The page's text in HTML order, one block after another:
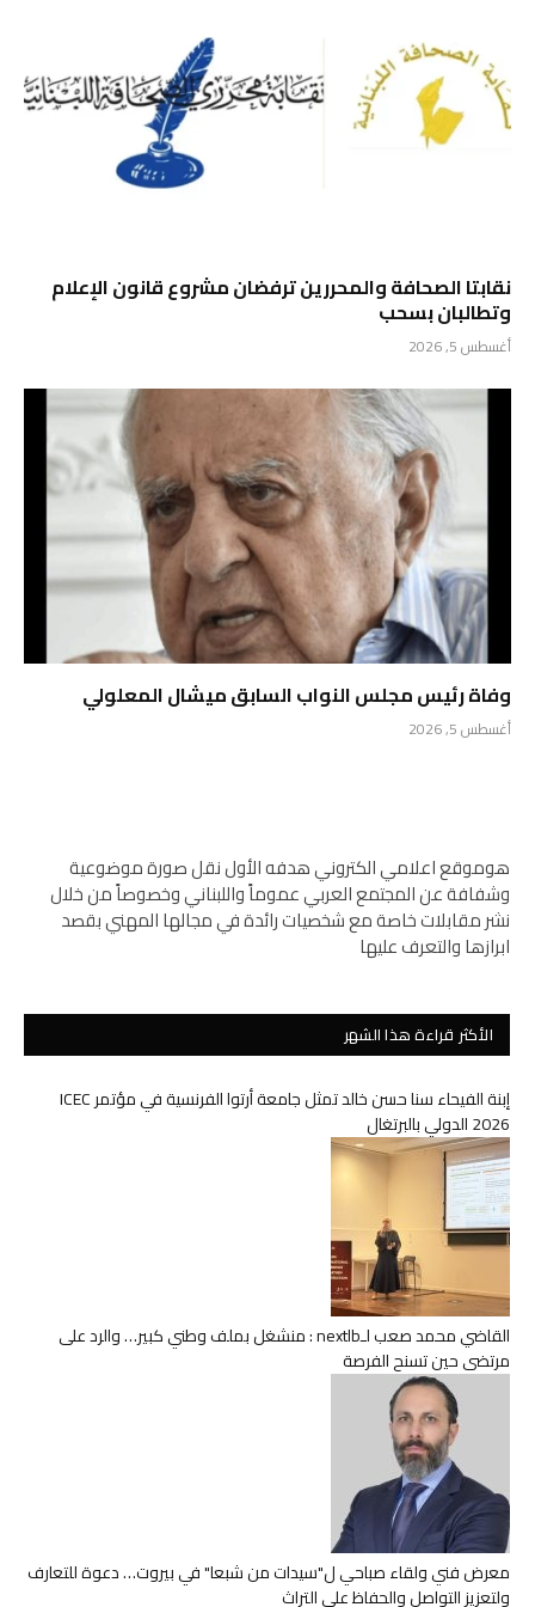
نقابتا الصحافة والمحررين ترفضان مشروع قانون الإعلام
وتطالبان بسحب
أغسطس 5, 2026
وفاة رئيس مجلس النواب السابق ميشال المعلولي
أغسطس 5, 2026
هوموقع اعلامي الكتروني هدفه الأول نقل صورة موضوعية
وشفافة عن المجتمع العربي عموماً واللبناني وخصوصاً من خلال
نشر مقابلات خاصة مع شخصيات رائدة في مجالها المهني بقصد
ابرازها والتعرف عليها
الأكثر قراءة هذا الشهر
إبنة الفيحاء سنا حسن خالد تمثل جامعة أرتوا الفرنسية في مؤتمر ICEC
2026 الدولي بالبرتغال
القاضي محمد صعب لـnextlb : منشغل بملف وطني كبير… والرد على
مرتضى حين تسنح الفرصة
معرض فني ولقاء صباحي ل"سيدات من شبعا" في بيروت… دعوة للتعارف
ولتعزيز التواصل والحفاظ على التراث